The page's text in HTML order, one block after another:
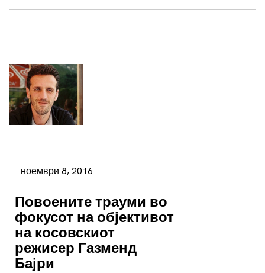
ноември 8, 2016
Повоените трауми во
фокусот на објективот
на косовскиот
режисер Газменд
Бајри